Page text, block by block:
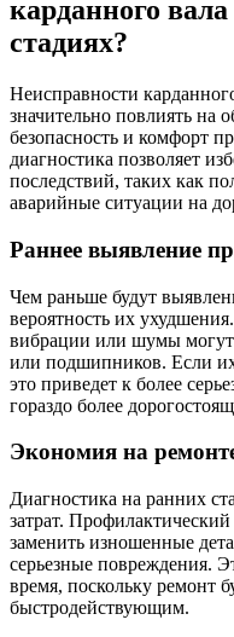
карданного
стадиях?
Неисправности
значительно повлиять на
безопасность и комфорт
диагностика позволяет
последствий, таких как
аварийные ситуации на
Раннее выявление
Чем раньше будут
вероятность их
вибрации или шумы могут
или подшипников. Если
это приведет к более
гораздо более
Экономия на
Диагностика на ранних
затрат.
заменить изношенные
серьезные повреждения.
время, поскольку ремонт
быстродействующим.